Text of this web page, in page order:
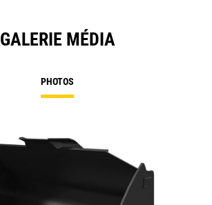
GALERIE MÉDIA
PHOTOS